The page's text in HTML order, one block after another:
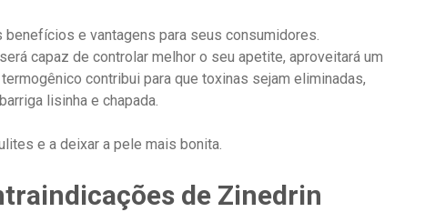
e vantagens para seus consumidores.
capaz de controlar melhor o seu apetite, aproveitará um
contribui para que toxinas sejam eliminadas,
lisinha e chapada.
e a deixar a pele mais bonita.
de Zinedrin